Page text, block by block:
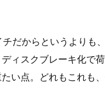
だからというよりも
ィスクブレーキ化で
い点。どれもこれも、